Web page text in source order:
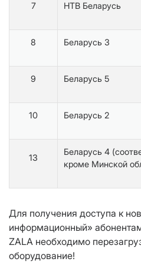
7 НТВ Беларусь
8 Беларусь 3
9 Беларусь 5
10 Беларусь 2
13
Беларусь 4
кроме Минской
Для получения доступа к
информационный»
ZALA необходимо
оборудование!